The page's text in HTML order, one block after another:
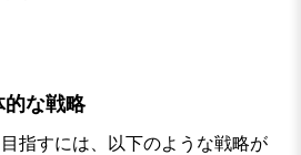
な戦略
指すには、以下のような戦略が